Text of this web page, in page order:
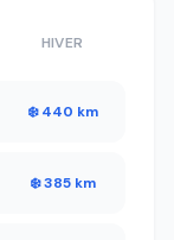
HIVER
❄️ 440 km
❄️ 385 km